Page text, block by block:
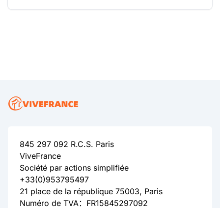
845 297 092 R.C.S. Paris
ViveFrance
Société par actions simplifiée
+33(0)953795497
21 place de la république 75003, Paris
Numéro de TVA：FR15845297092